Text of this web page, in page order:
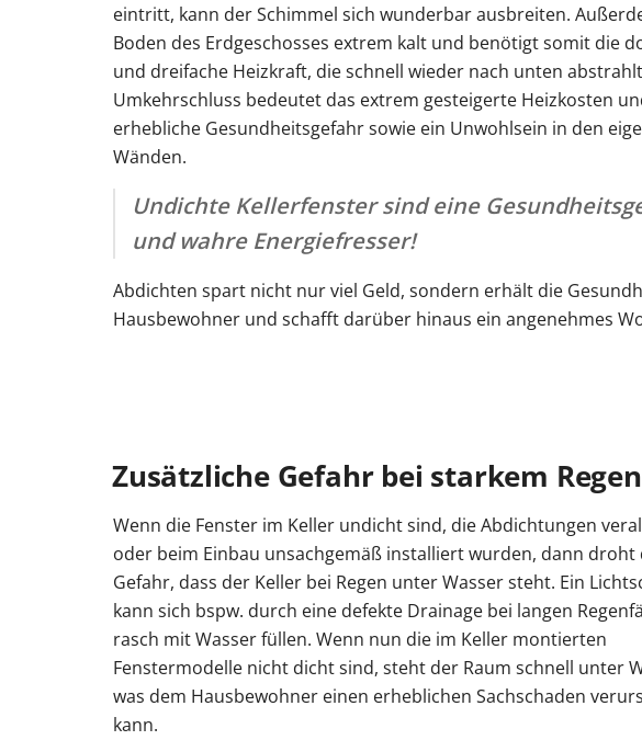
eintritt, kann der Schimmel sich wunderbar ausbreiten.
Boden des Erdgeschosses extrem kalt und benötigt somit die
und dreifache Heizkraft, die schnell wieder nach unten
Umkehrschluss bedeutet das extrem gesteigerte Heizkosten
erhebliche Gesundheitsgefahr sowie ein Unwohlsein in den
Wänden.
Undichte Kellerfenster sind eine
und wahre Energiefresser!
Abdichten spart nicht nur viel Geld, sondern erhält die
Hausbewohner und schafft darüber hinaus ein angenehmes
Zusätzliche Gefahr bei starkem Regen
Wenn die Fenster im Keller undicht sind, die Abdichtungen
oder beim Einbau unsachgemäß installiert wurden, dann droht
Gefahr, dass der Keller bei Regen unter Wasser steht. Ein
kann sich bspw. durch eine defekte Drainage bei langen
rasch mit Wasser füllen. Wenn nun die im Keller montierten
Fenstermodelle nicht dicht sind, steht der Raum schnell unter
was dem Hausbewohner einen erheblichen Sachschaden
kann.